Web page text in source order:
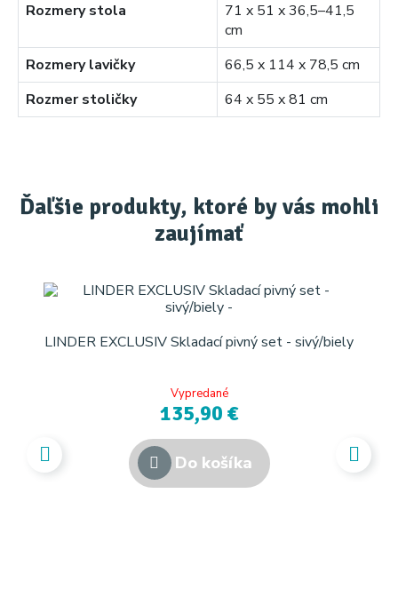
Rozmery stola
71 x 51 x 36,5–41,5
cm
Rozmery lavičky
66,5 x 114 x 78,5 cm
Rozmer stoličky
64 x 55 x 81 cm
Ďaľšie produkty, ktoré by vás mohli
zaujímať
LINDER EXCLUSIV Skladací pivný set - sivý/biely
Vypredané
135,90 €
Do košíka